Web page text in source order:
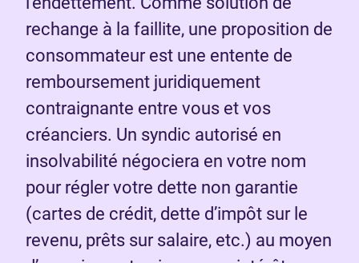
rechange à la faillite, une proposition de
consommateur est une entente de
remboursement juridiquement
contraignante entre vous et vos
créanciers. Un syndic autorisé en
insolvabilité négociera en votre nom
pour régler votre dette non garantie
(cartes de crédit, dette d’impôt sur le
revenu, prêts sur salaire, etc.) au moyen